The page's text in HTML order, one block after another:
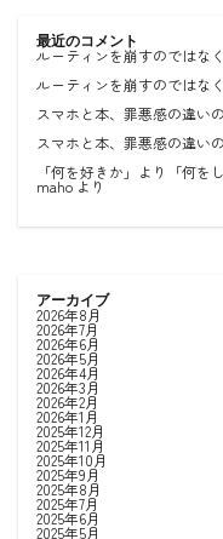
最近のコメント
ルーティンを崩すのではな
ルーティンを崩すのではな
スマホと本、罪悪感の違い
スマホと本、罪悪感の違い
「何を好きか」より「何
maho より
アーカイブ
2026年8月
2026年7月
2026年6月
2026年5月
2026年4月
2026年3月
2026年2月
2026年1月
2025年12月
2025年11月
2025年10月
2025年9月
2025年8月
2025年7月
2025年6月
2025年5月